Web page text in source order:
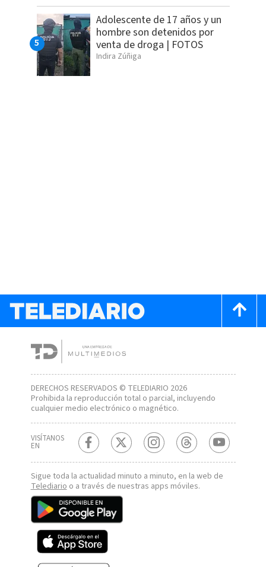
Adolescente de 17 años y un
hombre son detenidos por
venta de droga | FOTOS
Indira Zúñiga
DERECHOS RESERVADOS © TELEDIARIO 2026
Prohibida la reproducción total o parcial, incluyendo
cualquier medio electrónico o magnético.
VISÍTANOS
EN
Sigue toda la actualidad minuto a minuto, en la web de
Telediario o a través de nuestras apps móviles.